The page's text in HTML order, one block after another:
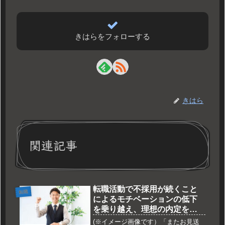
きはらをフォローする
きはら
関連記事
転職
転職活動で不採用が続くこと
によるモチベーションの低下
を乗り越え、理想の内定を勝
ち取るための心の整え方
(※イメージ画像です）「またお見送